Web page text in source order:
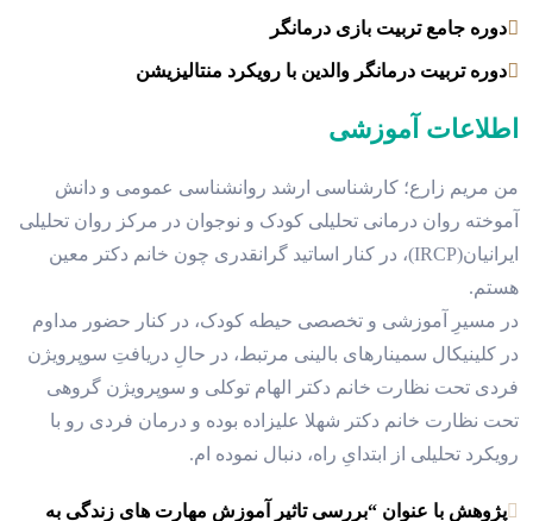
دوره جامع تربیت بازی درمانگر
دوره تربیت درمانگر والدین با رویکرد منتالیزیشن
اطلاعات آموزشی
من مریم زارع؛ کارشناسی ارشد روانشناسی عمومی و دانش
آموخته روان درمانی تحلیلی کودک و نوجوان در مرکز روان تحلیلی
ایرانیان(IRCP)، در کنار اساتید گرانقدری چون خانم دکتر معین
هستم.
در مسیرِ آموزشی و تخصصی حیطه کودک، در کنار حضور مداوم
در کلینیکال سمینارهای بالینی مرتبط، در حالِ دریافتِ سوپرویژن
فردی تحت نظارت خانم دکتر الهام توکلی و سوپرویژن گروهی
تحت نظارت خانم دکتر شهلا علیزاده بوده و درمان فردی رو با
رویکرد تحلیلی از ابتدایِ راه، دنبال نموده ام.
پژوهش با عنوان “بررسی تاثیر آموزش مهارت های زندگی به